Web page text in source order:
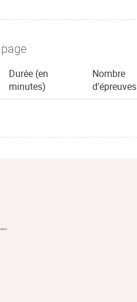
Durée (en
minutes)
Nombre
d'épreuves